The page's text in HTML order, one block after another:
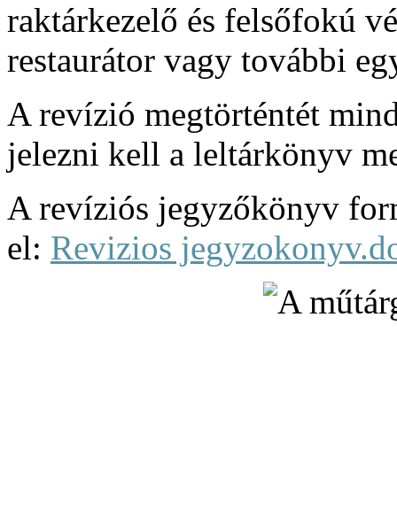
raktárkezelő és felsőfokú
restaurátor vagy további
A revízió megtörténtét
jelezni kell a leltárkönyv
A revíziós jegyzőkönyv
el: Revizios